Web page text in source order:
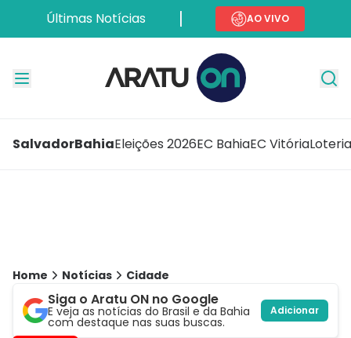
Últimas Notícias AO VIVO
SalvadorBahiaEleições 2026EC BahiaEC Vitória
Home Notícias Cidade
Siga o Aratu ON no Google
E veja as notícias do Brasil e da Bahia
com destaque nas suas buscas.
Adicionar